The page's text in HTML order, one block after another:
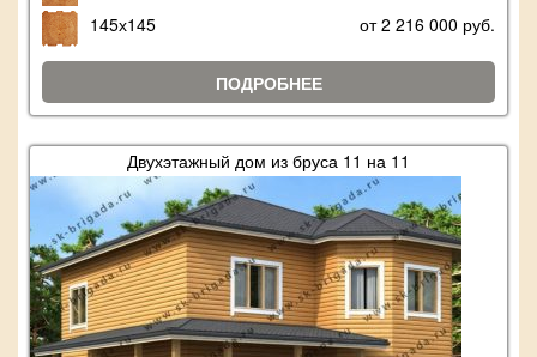
145х145
от 2 216 000 руб.
ПОДРОБНЕЕ
Двухэтажный дом из бруса 11 на 11